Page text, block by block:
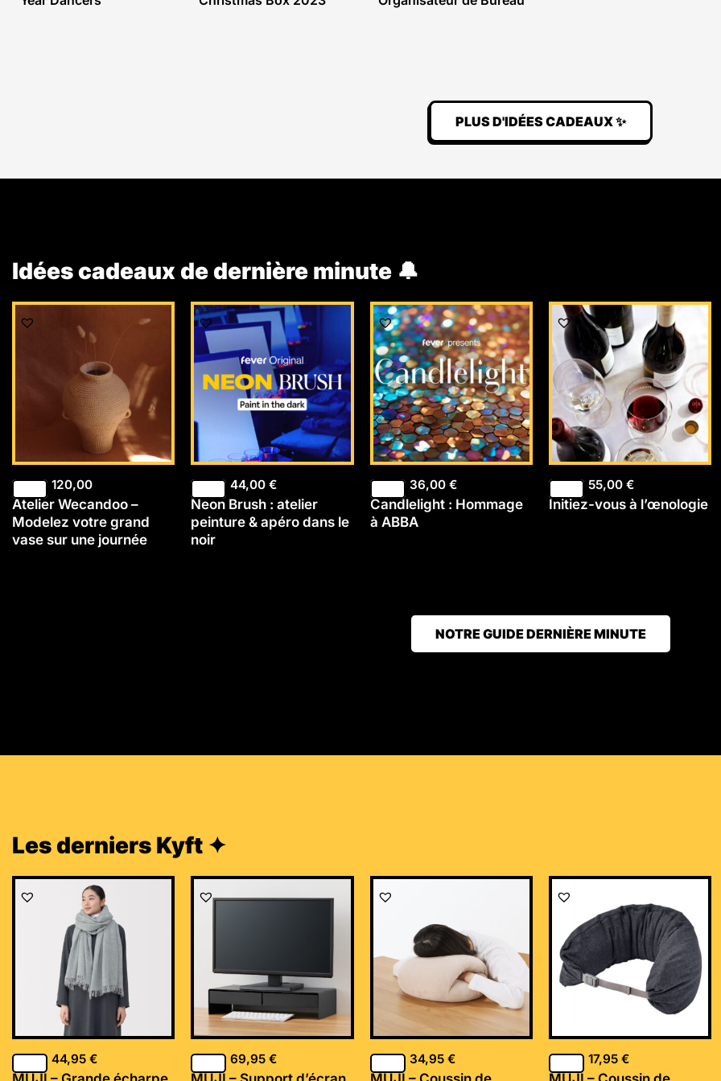
PLUS D'IDÉES CADEAUX ✨
Idées cadeaux de dernière minute 🔔
120,00
Atelier Wecandoo –
Modelez votre grand
vase sur une journée
44,00€
Neon Brush : atelier
peinture & apéro dans le
noir
36,00 €
Candlelight : Hommage
à ABBA
55,00 €
Initiez-vous à l’œnologie
NOTRE GUIDE DERNIÈRE MINUTE
Les derniers Kyft ✦
44,95 € 69,95€ 34,95 € 17,95 €